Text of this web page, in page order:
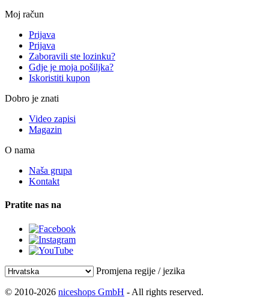
Moj račun
Prijava
Prijava
Zaboravili ste lozinku?
Gdje je moja pošiljka?
Iskoristiti kupon
Dobro je znati
Video zapisi
Magazin
O nama
Naša grupa
Kontakt
Pratite nas na
Promjena regije / jezika
© 2010-2026 niceshops GmbH - All rights reserved.